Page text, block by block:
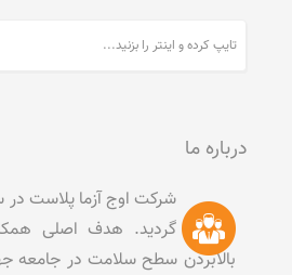
درباره ما
گردید. هدف اصلی
بالابردن سطح سلامت در جامعه